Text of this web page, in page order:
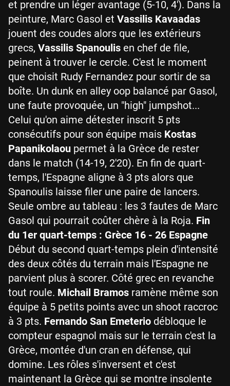
et prendre un léger avantage (5-10, 4'). Dans la
peinture, Marc Gasol et Vassilis Kavaadas
jouent des coudes alors que les extérieurs
grecs, Vassilis Spanoulis en chef de file,
peinent à trouver le cercle. C'est le moment
que choisit Rudy Fernandez pour sortir de sa
boîte. Un dunk en alley oop balancé par Gasol,
une faute provoquée, un "high" jumpshot...
Celui qu'on aime détester inscrit 5 pts
consécutifs pour son équipe mais Kostas
Papanikolaou permet à la Grèce de rester
dans le match (14-19, 2'20). En fin de quart-
temps, l'Espagne aligne à 3 pts alors que
Spanoulis laisse filer une paire de lancers.
Seule ombre au tableau : les 3 fautes de Marc
Gasol qui pourrait coûter chère à la Roja. Fin
du 1er quart-temps : Grèce 16 - 26 Espagne
Début du second quart-temps plein d'intensité
des deux côtés du terrain mais l'Espagne ne
parvient plus à scorer. Côté grec en revanche
tout roule. Michail Bramos ramène même son
équipe à 5 petits points avec un shoot raccroc
à 3 pts. Fernando San Emeterio débloque le
compteur espagnol mais sur le terrain c'est la
Grèce, montée d'un cran en défense, qui
domine. Les rôles s'inversent et c'est
maintenant la Grèce qui se montre insolente